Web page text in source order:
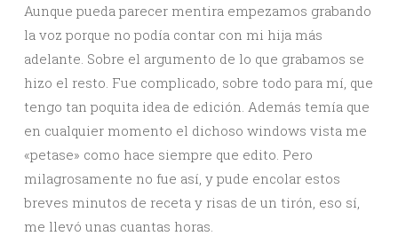
Aunque pueda parecer mentira empezamos grabando
la voz porque no podía contar con mi hija más
adelante. Sobre el argumento de lo que grabamos se
hizo el resto. Fue complicado, sobre todo para mí, que
tengo tan poquita idea de edición. Además temía que
en cualquier momento el dichoso windows vista me
«petase» como hace siempre que edito. Pero
milagrosamente no fue así, y pude encolar estos
breves minutos de receta y risas de un tirón, eso sí,
me llevó unas cuantas horas.